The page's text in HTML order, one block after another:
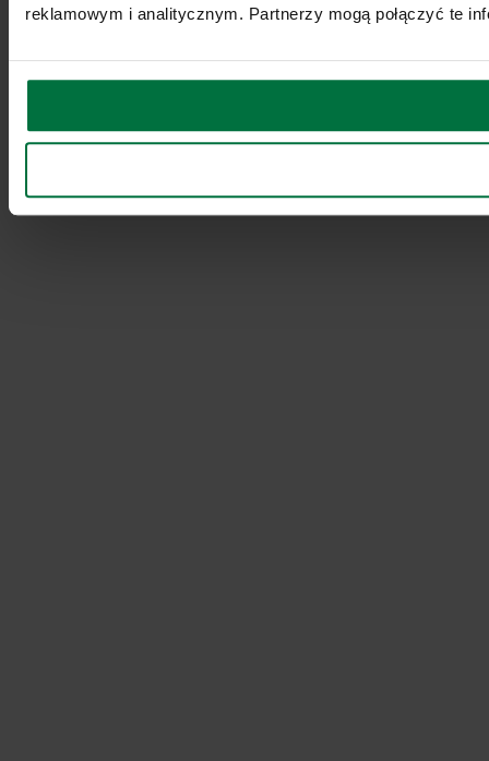
reklamowym i analitycznym. Partnerzy mogą połączyć te